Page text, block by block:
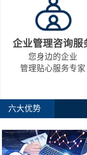
企业管理咨询服
您身边的企业
管理贴心服务专家
六大优势